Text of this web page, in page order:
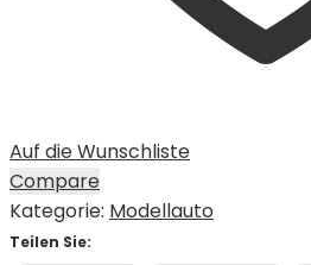
Auf die Wunschliste
Compare
Kategorie: Modellauto
Teilen Sie: